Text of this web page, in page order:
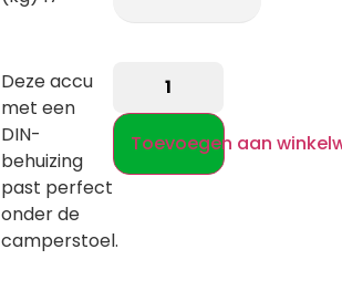
Deze accu
met een
DIN-
behuizing
past perfect
onder de
camperstoel.
Toevoegen aan